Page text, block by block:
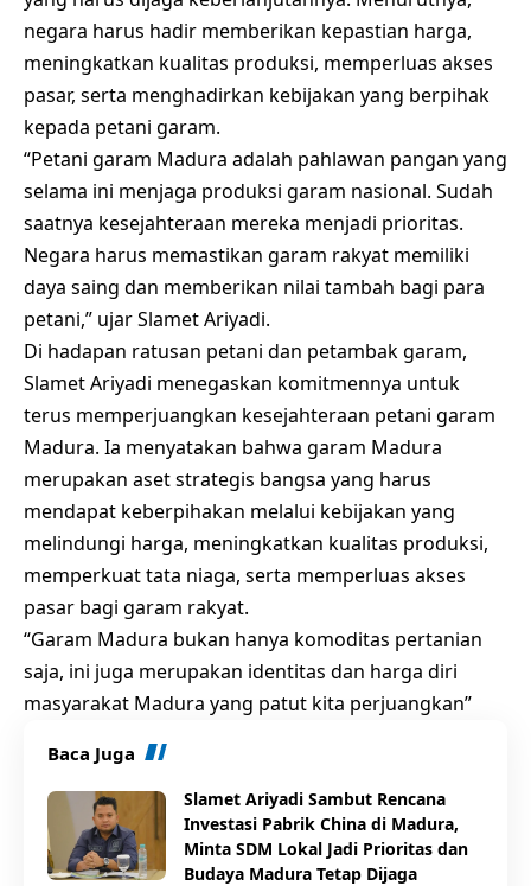
negara harus hadir memberikan kepastian harga,
meningkatkan kualitas produksi, memperluas akses
pasar, serta menghadirkan kebijakan yang berpihak
kepada petani garam.
“Petani garam Madura adalah pahlawan pangan yang
selama ini menjaga produksi garam nasional. Sudah
saatnya kesejahteraan mereka menjadi prioritas.
Negara harus memastikan garam rakyat memiliki
daya saing dan memberikan nilai tambah bagi para
petani,” ujar Slamet Ariyadi.
Di hadapan ratusan petani dan petambak garam,
Slamet Ariyadi menegaskan komitmennya untuk
terus memperjuangkan kesejahteraan petani garam
Madura. Ia menyatakan bahwa garam Madura
merupakan aset strategis bangsa yang harus
mendapat keberpihakan melalui kebijakan yang
melindungi harga, meningkatkan kualitas produksi,
memperkuat tata niaga, serta memperluas akses
pasar bagi garam rakyat.
“Garam Madura bukan hanya komoditas pertanian
saja, ini juga merupakan identitas dan harga diri
masyarakat Madura yang patut kita perjuangkan”
Baca Juga
Slamet Ariyadi Sambut Rencana
Investasi Pabrik China di Madura,
Minta SDM Lokal Jadi Prioritas dan
Budaya Madura Tetap Dijaga